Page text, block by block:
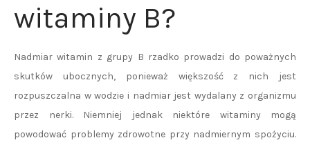
witaminy B?
Nadmiar witamin z grupy B rzadko prowadzi do poważnych
skutków ubocznych, ponieważ większość z nich jest
rozpuszczalna w wodzie i nadmiar jest wydalany z organizmu
przez nerki. Niemniej jednak niektóre witaminy mogą
powodować problemy zdrowotne przy nadmiernym spożyciu.